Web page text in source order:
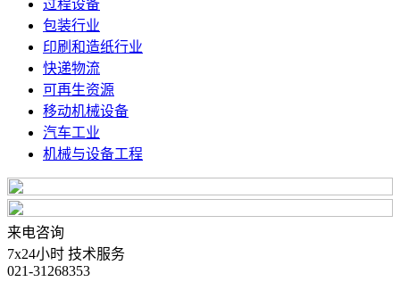
过程设备
包装行业
印刷和造纸行业
快递物流
可再生资源
移动机械设备
汽车工业
机械与设备工程
来电咨询
7x24小时 技术服务
021-31268353